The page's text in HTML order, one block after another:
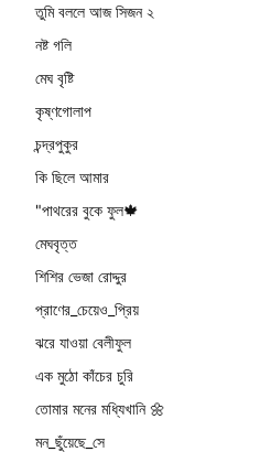
তুমি বললে আজ সিজন ২
নষ্ট গলি
মেঘ বৃষ্টি
কৃষ্ণগোলাপ
চন্দ্রপুকুর
কি ছিলে আমার
"পাথরের বুকে ফুল🍁
মেঘবৃত্ত
শিশির ভেজা রোদ্দুর
প্রাণের_চেয়েও_প্রিয়
ঝরে যাওয়া বেলীফুল
এক মুঠো কাঁচের চুরি
তোমার মনের মধ্যিখানি 🌼
মন_ছুঁয়েছে_সে